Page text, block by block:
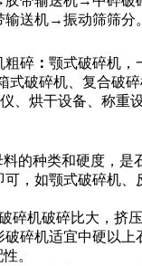
机→振动筛筛分
粗碎 ： 颚式破碎机，
式破碎机、复合破
、烘干设备、称重
的种类和硬度，
，如颚式破碎机
碎机破碎比大，
碎机适宜中硬以上
。